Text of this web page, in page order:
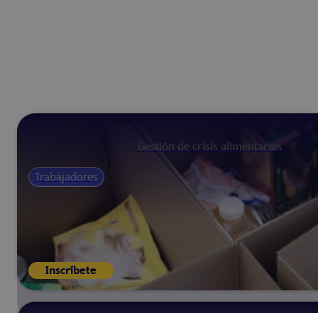
Gestión de crisis alimentarias
Trabajadores
Inscríbete